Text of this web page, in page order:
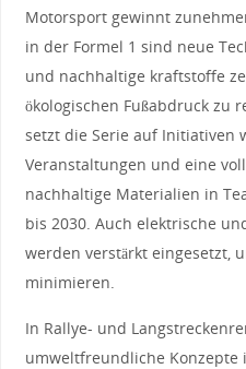
Motorsport⁢ gewinnt
in ‌der Formel 1 sind ‌neue
und nachhaltige kraftstoffe
ökologischen Fußabdruck zu
setzt die‍ Serie auf⁣ Initiativen
Veranstaltungen und eine
nachhaltige ‌Materialien​ in
bis 2030. Auch elektrische
werden‍ verstärkt eingesetzt,
minimieren.
In Rallye- und
umweltfreundliche Konzepte